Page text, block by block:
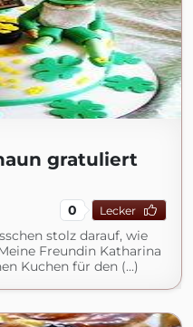
gratuliert
0 Lecker
stolz darauf, wie
Freundin Katharina
Kuchen für den (...)